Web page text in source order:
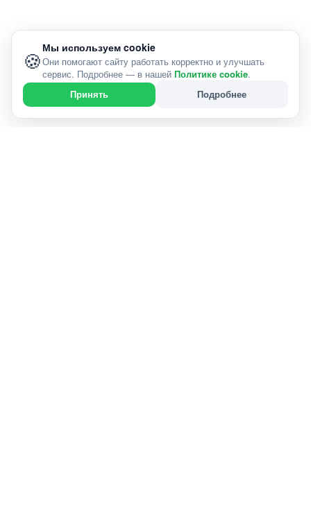
🍪 Мы используем cookie
Они помогают сайту работать корректно и улучшать
сервис. Подробнее — в нашей Политике cookie.
Принять Подробнее